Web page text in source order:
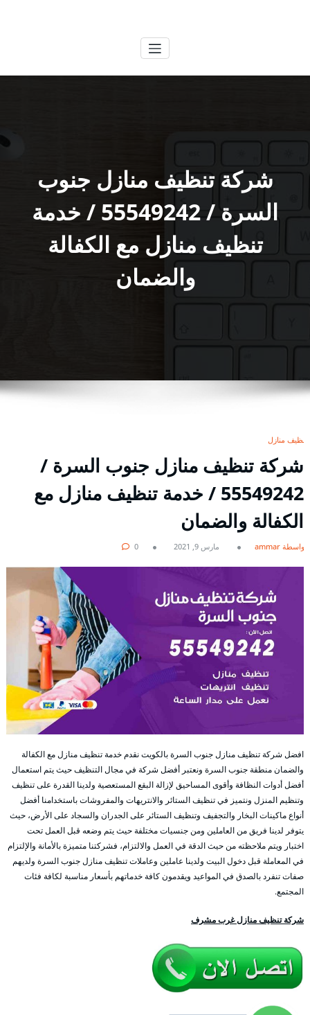
شركة تنظيف منازل جنوب
السرة / 55549242 / خدمة
تنظيف منازل مع الكفالة
والضمان
تنظيف منازل
شركة تنظيف منازل جنوب السرة /
55549242 / خدمة تنظيف منازل مع
الكفالة والضمان
بواسطة ammar مارس 9, 2021 0
افضل شركة تنظيف منازل جنوب السرة بالكويت نقدم خدمة تنظيف منازل مع الكفالة
والضمان منطقة جنوب السرة ونعتبر أفضل شركة في مجال التنظيف حيث يتم استعمال
أفضل أدوات النظافة وأقوى المساحيق لإزالة البقع المستعصية ولدينا القدرة على تنظيف
وتنظيم المنزل ونتميز في تنظيف الستائر والانتريهات والمفروشات باستخدامنا أفضل
أنواع ماكينات البخار والتجفيف وتنظيف الستائر على الجدران والسجاد على الأرض، حيث
يتوفر لدينا فريق من العاملين ومن جنسيات مختلفة حيث يتم وضعه قبل العمل تحت
اختبار ويتم ملاحظته من حيث الدقة في العمل والالتزام، فشركتنا متميزة بالأمانة والإلتزام
في المعاملة قبل دخول البيت ولدينا عاملين وعاملات تنظيف منازل جنوب السرة ولديهم
صفات تنفرد بالصدق في المواعيد ويقدمون كافة خدماتهم بأسعار مناسبة لكافة فئات
المجتمع.
شركة تنظيف منازل غرب مشرف